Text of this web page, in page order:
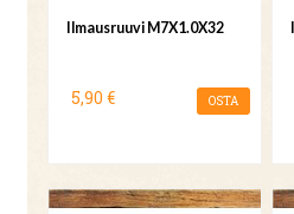
Ilmausruuvi M7X1.0X32
5,90 € OSTA